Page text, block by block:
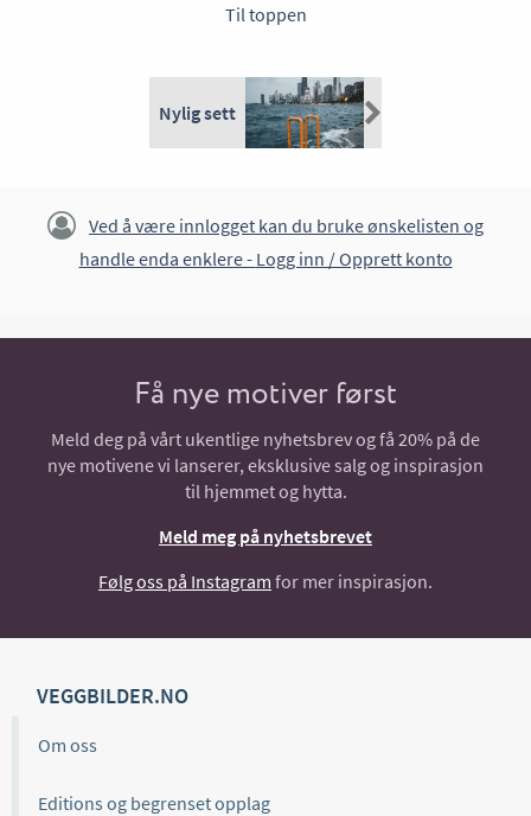
Til toppen
Nylig sett
Ved å være innlogget kan du bruke ønskelisten og
handle enda enklere - Logg inn / Opprett konto
Få nye motiver først
Meld deg på vårt ukentlige nyhetsbrev og få 20% på de
nye motivene vi lanserer, eksklusive salg og inspirasjon
til hjemmet og hytta.
Meld meg på nyhetsbrevet
Følg oss på Instagram for mer inspirasjon.
VEGGBILDER.NO
Om oss
Editions og begrenset opplag